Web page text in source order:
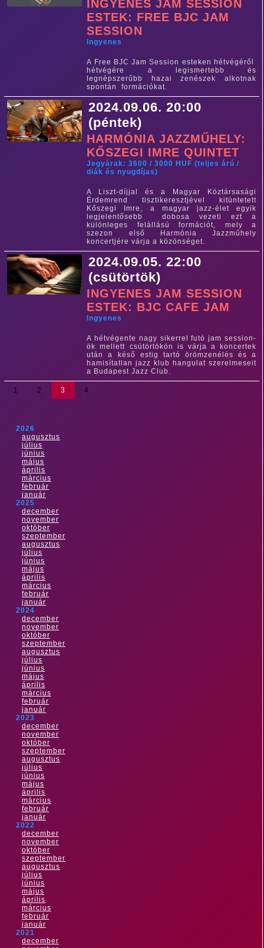
INGYENES JAM SESSION
ESTEK: FREE BJC JAM
SESSION
Ingyenes
A Free BJC Jam Session esteken hétvégéről
hétvégére a legismertebb és
legnépszerűbb hazai zenészek alkotnak
spontán formációkat.
2024.09.06. 20:00
(péntek)
HARMÓNIA JAZZMŰHELY:
KŐSZEGI IMRE QUINTET
Jegyárak: 3600 / 3000 HUF (teljes árú /
diák és nyugdíjas)
A Liszt-díjjal és a Magyar Köztársasági
Érdemrend tisztikeresztjével kitüntetett
Kőszegi Imre, a magyar jazz-élet egyik
legjelentősebb dobosa vezeti ezt a
különleges felállású formációt, mely a
szezon első Harmónia Jazzműhely
koncertjére várja a közönséget.
2024.09.05. 22:00
(csütörtök)
INGYENES JAM SESSION
ESTEK: BJC CAFE JAM
Ingyenes
A hétvégente nagy sikerrel futó jam session-
ök mellett csütörtökön is várja a koncertek
után a késő estig tartó örömzenélés és a
hamisítatlan jazz klub hangulat szerelmeseit
a Budapest Jazz Club.
1 2 3 4
2026
augusztus
július
június
május
április
március
február
január
2025
december
november
október
szeptember
augusztus
július
június
május
április
március
február
január
2024
december
november
október
szeptember
augusztus
július
június
május
április
március
február
január
2023
december
november
október
szeptember
augusztus
július
június
május
április
március
február
január
2022
december
november
október
szeptember
augusztus
július
június
május
április
március
február
január
2021
december